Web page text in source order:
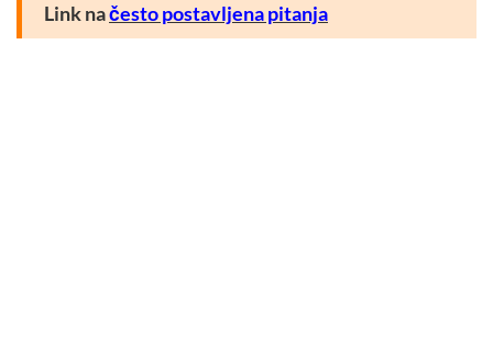
Link načesto postavljena pitanja